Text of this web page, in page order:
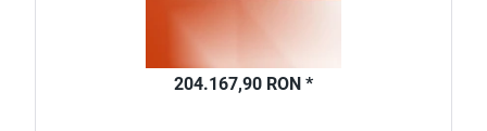
204.167,90 RON *